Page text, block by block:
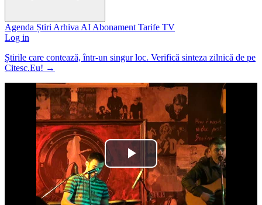
Agenda Știri Arhiva AI Abonament Tarife TV
Log in
Știrile care contează, într-un singur loc. Verifică sinteza zilnică de pe
Citesc.Eu! →
Play
Video